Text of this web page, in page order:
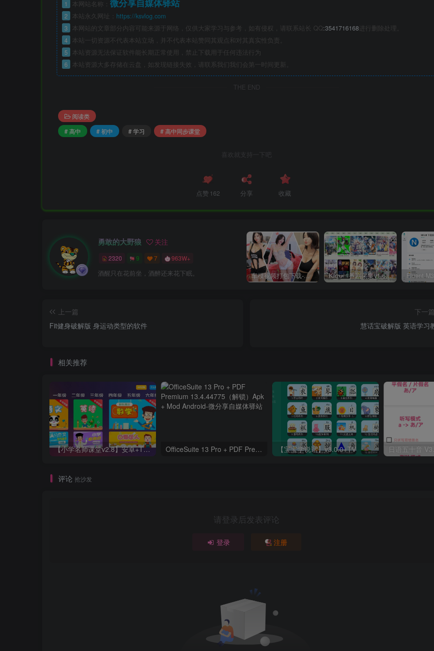
1 本网站名称： 微分享自媒体驿站
2 本站永久网址： https://ksvlog.com
3 本网站的文章部分内容可能来源于网络，仅供大家学习与参考，如有侵权，请联系站长 QQ:3541716168进行删除处理。
4 本站一切资源不代表本站立场，并不代表本站赞同其观点和对其真实性负责。
5 本站资源无法保证软件能长期正常使用，禁止下载用于任何违法行为
6 本站资源大多存储在云盘，如发现链接失效，请联系我们我们会第一时间更新。
THE END
阅读类
# 高中
# 初中 # 学习 # 高中同步课堂
喜欢就支持一下吧
点赞 162 分享 收藏
勇敢的大野狼 关注
2320 9 7 963W+
酒醒只在花前坐，酒醉还来花下眠。 车模视频打包下载-高清无水印版 Kazumi番剧采集v1.6.9：支持自定义规则+在线观看+弹幕，跨平台下载
上一篇
Fit健身破解版 身运动类型的软件
下一篇
慧话宝破解版 英语学习
相关推荐
【小学名师课堂v2.8】安卓+TV 无需登入 OfficeSuite 13 Pro + PDF Premium 13.4.44775（解锁）Apk + Mod Android 【宝宝学说话】v3.0.0+TV
评论 抢沙发
请登录后发表评论
登录 注册